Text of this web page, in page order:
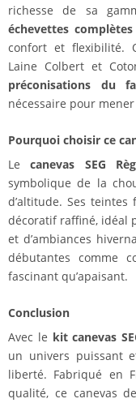
richesse de sa
échevettes complètes
confort et flexibilité.
Laine Colbert et
préconisations du
nécessaire pour
Pourquoi choisir ce
Lecanevas SEG
symbolique de la
d’altitude. Ses
décoratif raffiné, idéal
et d’ambiances
débutantes comme
fascinant qu’apaisant.
Conclusion
Avec le kit canevas
un univers puissant
liberté. Fabriqué en
qualité, ce canevas